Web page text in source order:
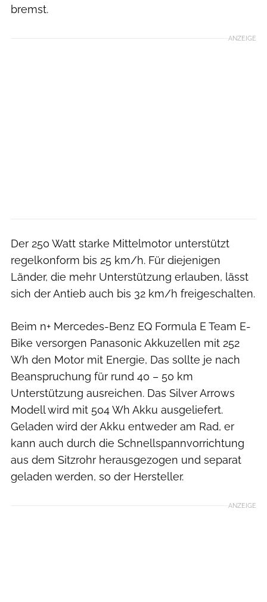
bremst.
ANZEIGE
Der 250 Watt starke Mittelmotor unterstützt
regelkonform bis 25 km/h. Für diejenigen
Länder, die mehr Unterstützung erlauben, lässt
sich der Antieb auch bis 32 km/h freigeschalten.
Beim n+ Mercedes-Benz EQ Formula E Team E-
Bike versorgen Panasonic Akkuzellen mit 252
Wh den Motor mit Energie, Das sollte je nach
Beanspruchung für rund 40 – 50 km
Unterstützung ausreichen. Das Silver Arrows
Modell wird mit 504 Wh Akku ausgeliefert.
Geladen wird der Akku entweder am Rad, er
kann auch durch die Schnellspannvorrichtung
aus dem Sitzrohr herausgezogen und separat
geladen werden, so der Hersteller.
ANZEIGE